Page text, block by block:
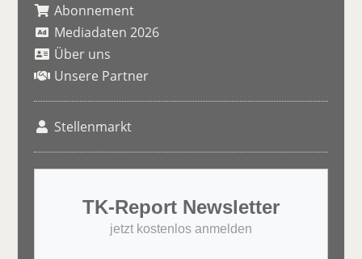
Abonnement
Mediadaten 2026
Über uns
Unsere Partner
Stellenmarkt
TK-Report Newsletter
jetzt kostenlos anmelden